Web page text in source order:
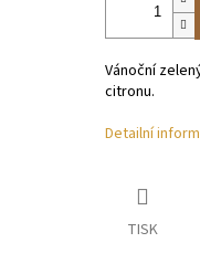
Vánoční
citronu.
Detailní
TISK